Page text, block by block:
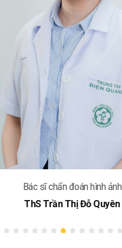
Bác sĩ chẩn đoán hình ảnh
ThS Đào Duy Tùng